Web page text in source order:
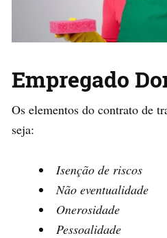
Empregado
Os elementos do contrato de
seja:
Isenção de riscos
Não eventualidade
Onerosidade
Pessoalidade